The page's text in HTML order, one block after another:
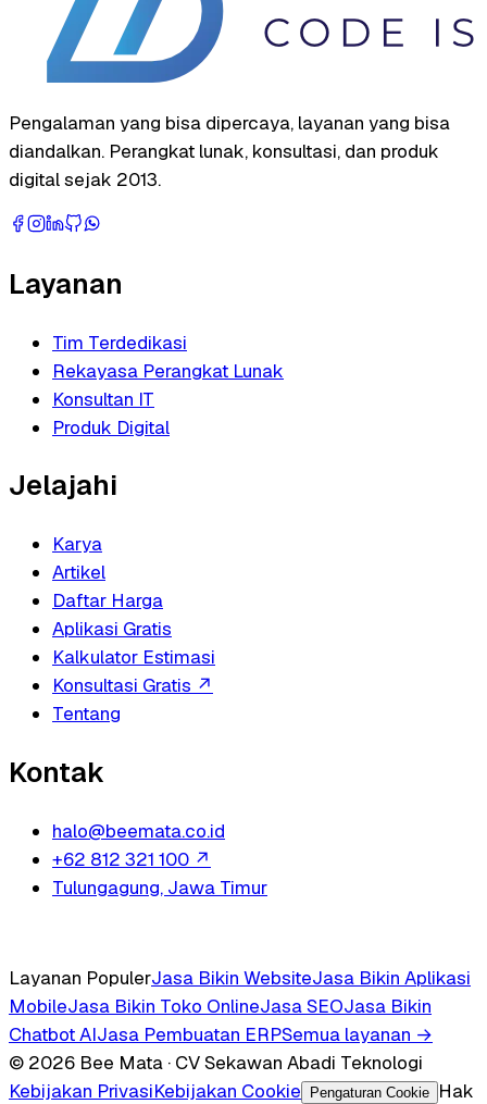
Pengalaman yang bisa dipercaya, layanan yang bisa
diandalkan. Perangkat lunak, konsultasi, dan produk
digital sejak 2013.
Layanan
Tim Terdedikasi
Rekayasa Perangkat Lunak
Konsultan IT
Produk Digital
Jelajahi
Karya
Artikel
Daftar Harga
Aplikasi Gratis
Kalkulator Estimasi
Konsultasi Gratis ↗
Tentang
Kontak
halo@beemata.co.id
+62 812 321 100 ↗
Tulungagung, Jawa Timur
Layanan PopulerJasa Bikin WebsiteJasa Bikin Aplikasi
MobileJasa Bikin Toko OnlineJasa SEOJasa Bikin
Chatbot AIJasa Pembuatan ERPSemua layanan →
© 2026 Bee Mata · CV Sekawan Abadi Teknologi
Kebijakan PrivasiKebijakan Cookie Pengaturan Cookie
Hak